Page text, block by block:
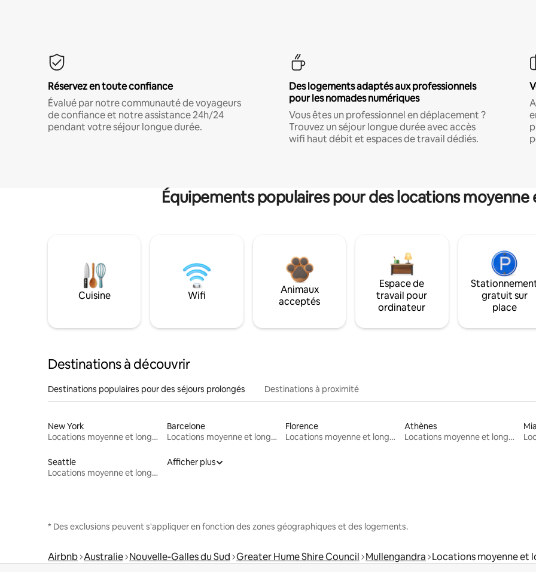
Réservez en toute confiance
Évalué par notre communauté de voyageurs
de confiance et notre assistance 24h/24
pendant votre séjour longue durée.
Des logements adaptés aux professionnels
pour les nomades numériques
Vous êtes un professionnel en déplacement ?
Trouvez un séjour longue durée avec accès
wifi haut débit et espaces de travail dédiés.
Équipements populaires pour des locations
Cuisine Wifi
Animaux
acceptés
Espace de
travail pour
ordinateur
gratuit sur
place
Destinations à découvrir
Destinations populaires pour des séjours prolongés Destinations à proximité
New York
Locations moyenne et longue durée
Barcelone
Locations moyenne et longue durée
Florence
Locations moyenne et longue durée
Athènes
Locations moyenne et longue durée
Seattle
Locations moyenne et longue durée
Afficher plus
* Des exclusions peuvent s'appliquer en fonction des zones géographiques et des logements.
Airbnb Australie Nouvelle-Galles du Sud Greater Hume Shire Council Mullengandra Locations moyenne et